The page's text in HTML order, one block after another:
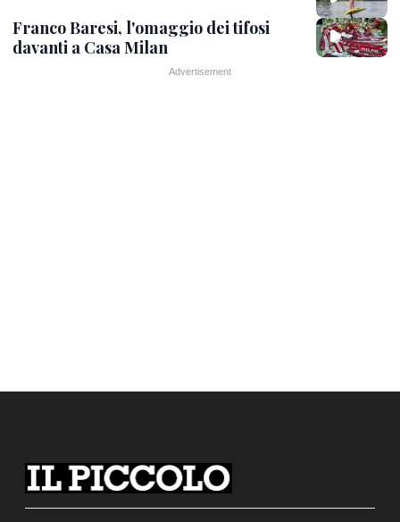
Franco Baresi, l'omaggio dei tifosi
davanti a Casa Milan